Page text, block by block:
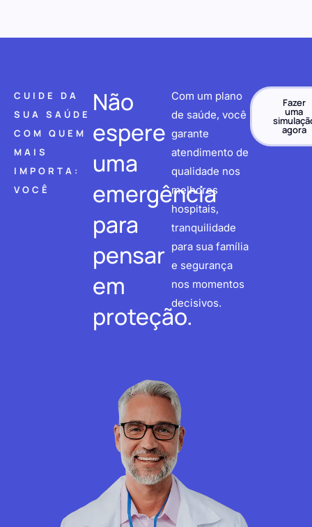
CUIDE DA
SUA SAÚDE
COM QUEM
MAIS
IMPORTA:
VOCÊ
Não
espere
uma
emergência
para
pensar
em
proteção.
Com um plano
de saúde, você
garante
atendimento de
qualidade nos
melhores
hospitais,
tranquilidade
para sua família
e segurança
nos momentos
decisivos.
Fazer
uma
agora